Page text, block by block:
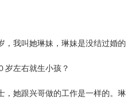
我叫她琳妹，琳妹是没结过婚的
岁左右就生小孩？
她跟兴哥做的工作是一样的。琳